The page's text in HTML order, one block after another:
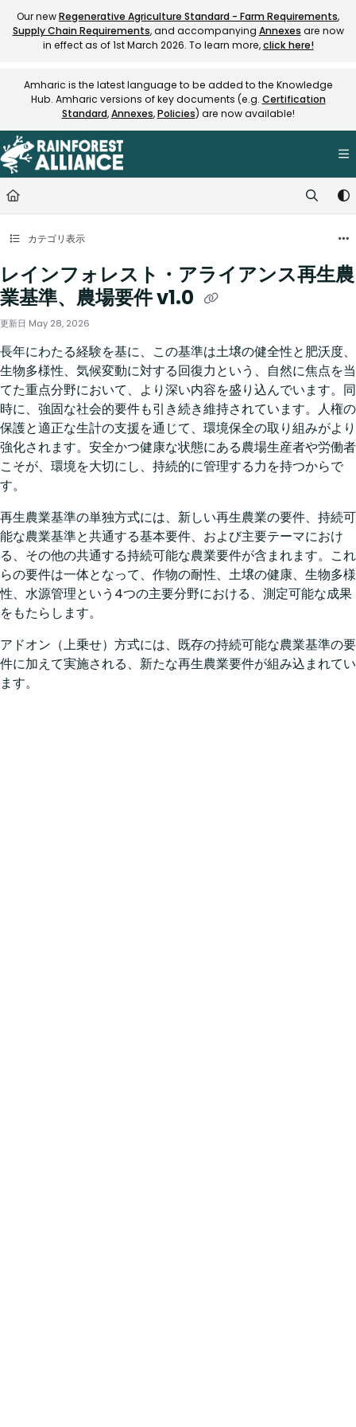
Documentation Index
Fetch the complete documentation index at:https://
Our newRegenerative Agriculture Standard - Farm Requirements,
Supply Chain Requirements, and accompanying Annexes are now
in effect as of 1st March 2026. To learn more,click here!
Amharic is the latest language to be added to the Knowledge
Hub. Amharic versions of key documents (e.g. Certification
Standard,Annexes,Policies) are now available!
カテゴリ表示
レインフォレスト・アライアンス再生農
業基準、農場要件 v1.0
更新日 May 28, 2026
長年にわたる経験を基に、この基準は土壌の健全性と肥沃度、
生物多様性、気候変動に対する回復力という、自然に焦点を当
てた重点分野において、より深い内容を盛り込んでいます。同
時に、強固な社会的要件も引き続き維持されています。人権の
保護と適正な生計の支援を通じて、環境保全の取り組みがより
強化されます。安全かつ健康な状態にある農場生産者や労働者
こそが、環境を大切にし、持続的に管理する力を持つからで
す。
再生農業基準の単独方式には、新しい再生農業の要件、持続可
能な農業基準と共通する基本要件、および主要テーマにおけ
る、その他の共通する持続可能な農業要件が含まれます。これ
らの要件は一体となって、作物の耐性、土壌の健康、生物多様
性、水源管理という4つの主要分野における、測定可能な成果
をもたらします。
アドオン（上乗せ）方式には、既存の持続可能な農業基準の要
件に加えて実施される、新たな再生農業要件が組み込まれてい
ます。